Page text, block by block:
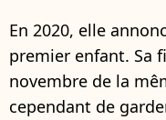
En 2020, elle
premier enfant. Sa
novembre de la
cependant de